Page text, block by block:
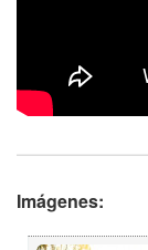
Imágenes: